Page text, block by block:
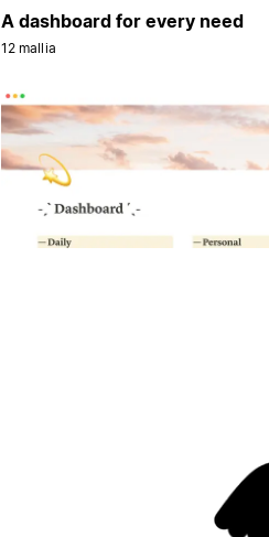
A dashboard for every need
12 mallia